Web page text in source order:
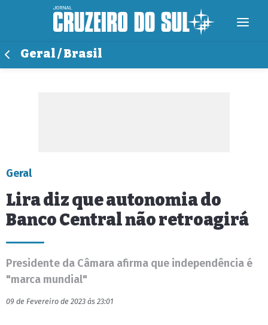
Geral / Brasil
Geral
Lira diz que autonomia do
Banco Central não retroagirá
Presidente da Câmara afirma que independência é
"marca mundial"
09 de Fevereiro de 2023 às 23:01